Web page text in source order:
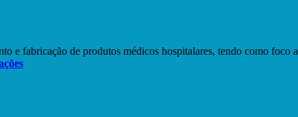
e fabricação de produtos médicos hospitalares, tendo como foco a